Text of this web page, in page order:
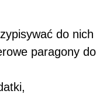
do nich
paragony do